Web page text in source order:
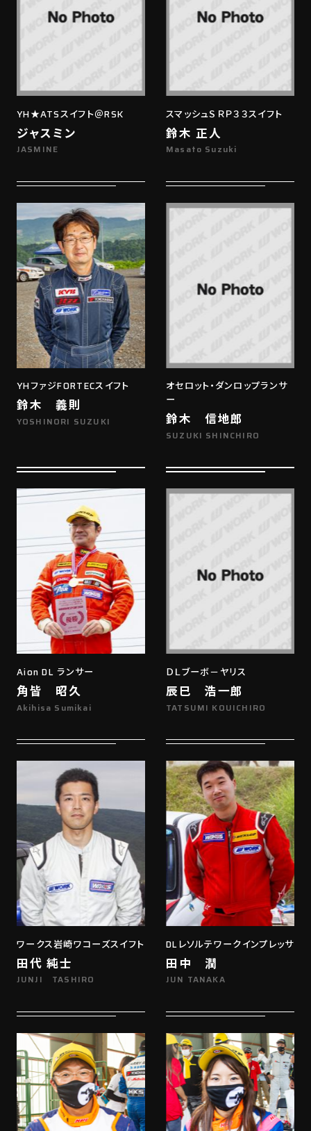
YH★ATSスイフト＠RSK
ジャスミン
JASMINE
スマッシュＳＲＰ３３スイフト
鈴木 正人
Masato Suzuki
YHファジFORTECスイフト
鈴木 義則
YOSHINORI SUZUKI
オセロット・ダンロップランサ
ー
鈴木 信地郎
SUZUKI SHINCHIRO
Aion DL ランサー
角皆 昭久
Akihisa Sumikai
ＤＬブーボ－ヤリス
辰巳 浩一郎
TATSUMI KOUICHIRO
ワークス岩崎ワコーズスイフト
田代 純士
JUNJI TASHIRO
DLレソルテワークインプレッサ
田中 潤
JUN TANAKA